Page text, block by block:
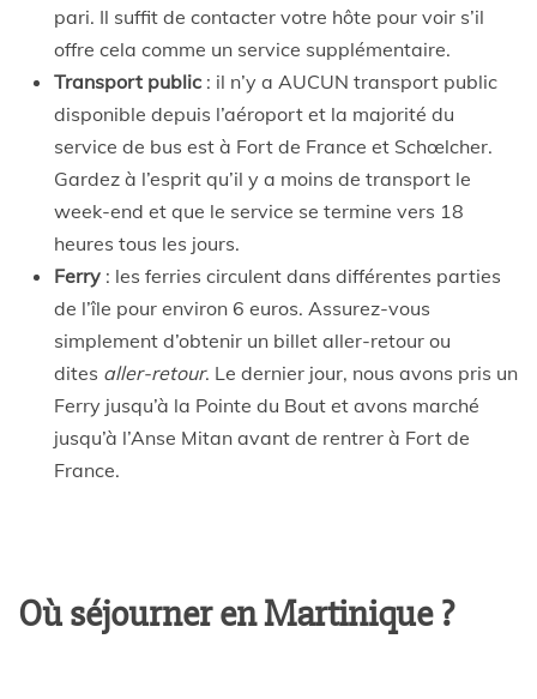
pari. Il suffit de contacter votre hôte pour voir s’il
offre cela comme un service supplémentaire.
Transport public : il n’y a AUCUN transport public
disponible depuis l’aéroport et la majorité du
service de bus est à Fort de France et Schœlcher.
Gardez à l’esprit qu’il y a moins de transport le
week-end et que le service se termine vers 18
heures tous les jours.
Ferry : les ferries circulent dans différentes parties
de l’île pour environ 6 euros. Assurez-vous
simplement d’obtenir un billet aller-retour ou
dites aller-retour. Le dernier jour, nous avons pris un
Ferry jusqu’à la Pointe du Bout et avons marché
jusqu’à l’Anse Mitan avant de rentrer à Fort de
France.
Où séjourner en Martinique ?